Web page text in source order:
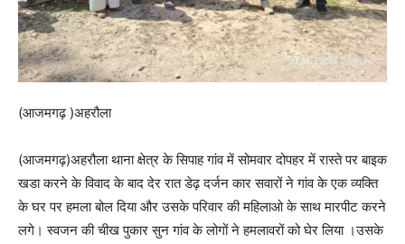
(आजमगढ़ )अहरौला
(आजमगढ़)अहरौला थाना क्षेत्र के सिपाह गांव में सोमवार दोपहर में रास्ते पर बाइक
खडा करने के विवाद के बाद देर रात डेढ़ दर्जन कार सवारों ने गांव के एक व्यक्ति
के घर पर हमला बोल दिया और उसके परिवार की महिलाओ के साथ मारपीट करने
लगे। स्वजन की चीख पुकार सुन गांव के लोगों ने हमलावरों को घेर लिया ।उसके